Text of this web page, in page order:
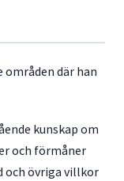
där han
kunskap om
och förmåner
och övriga villkor